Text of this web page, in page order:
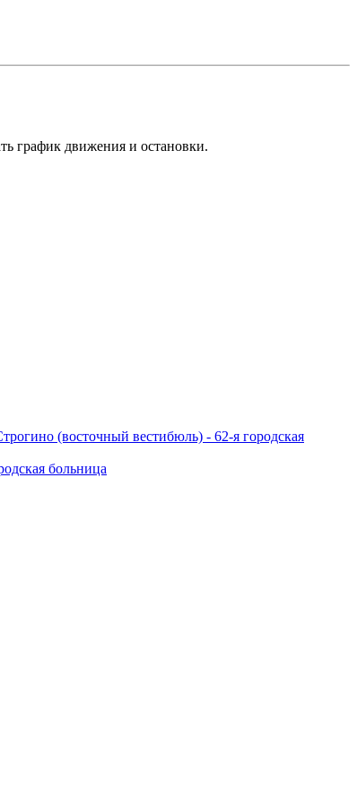
график движения и остановки.
(восточный вестибюль) - 62-я городская
больница